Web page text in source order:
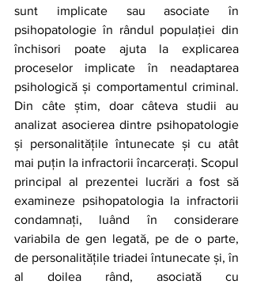
sunt implicate sau asociate în
psihopatologie în rândul populației din
închisori poate ajuta la explicarea
proceselor implicate în neadaptarea
psihologică și comportamentul criminal.
Din câte știm, doar câteva studii au
analizat asocierea dintre psihopatologie
și personalitățile întunecate și cu atât
mai puțin la infractorii încarcerați. Scopul
principal al prezentei lucrări a fost să
examineze psihopatologia la infractorii
condamnați, luând în considerare
variabila de gen legată, pe de o parte,
de personalitățile triadei întunecate și, în
al doilea rând, asociată cu